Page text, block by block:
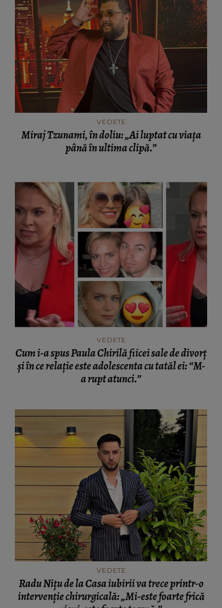
VEDETE
Miraj Tzunami, în doliu: „Ai luptat cu viața
până în ultima clipă.”
VEDETE
Cum i-a spus Paula Chirilă fiicei sale de divorț
și în ce relație este adolescenta cu tatăl ei: “M-
a rupt atunci.”
VEDETE
Radu Nițu de la Casa iubirii va trece printr-o
intervenție chirurgicală: „Mi-este foarte frică